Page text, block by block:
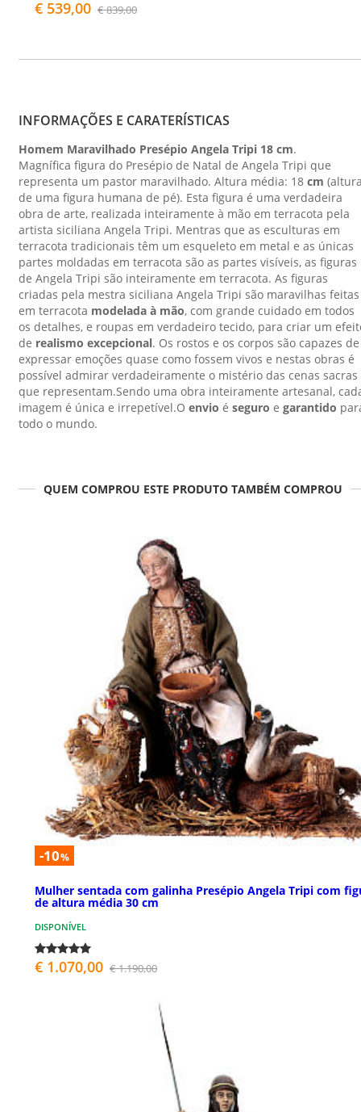
€ 539,00 € 839,00
INFORMAÇÕES E CARATERÍSTICAS
Homem Maravilhado Presépio Angela Tripi 18 cm.
Magnífica figura do Presépio de Natal de Angela Tripi que
representa um pastor maravilhado. Altura média: 18 cm
de uma figura humana de pé). Esta figura é uma verdadeira
obra de arte, realizada inteiramente à mão em terracota pela
artista siciliana Angela Tripi. Mentras que as esculturas em
terracota tradicionais têm um esqueleto em metal e as únicas
partes moldadas em terracota são as partes visíveis, as figuras
de Angela Tripi são inteiramente em terracota. As figuras
criadas pela mestra siciliana Angela Tripi são maravilhas feitas
em terracota modelada à mão, com grande cuidado em todos
os detalhes, e roupas em verdadeiro tecido, para criar um
de realismo excepcional. Os rostos e os corpos são capazes de
expressar emoções quase como fossem vivos e nestas obras é
possível admirar verdadeiramente o mistério das cenas sacras
que representam.Sendo uma obra inteiramente artesanal,
imagem é única e irrepetível.O envio é seguro e garantido
todo o mundo.
QUEM COMPROU ESTE PRODUTO TAMBÉM COMPROU
-10%
Mulher sentada com galinha Presépio Angela Tripi com
de altura média 30 cm
DISPONÍVEL
€ 1.070,00 € 1.190,00